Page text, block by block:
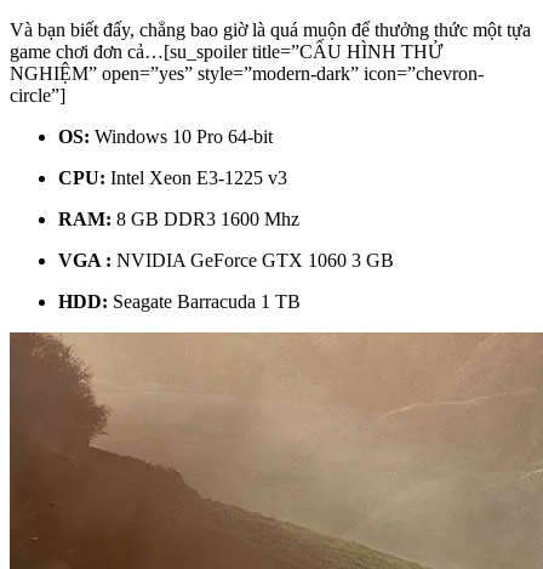
Và bạn biết đấy, chẳng bao giờ là quá muộn để thưởng thức một tựa
game chơi đơn cả…[su_spoiler title=”CẤU HÌNH THỬ
NGHIỆM” open=”yes” style=”modern-dark” icon=”chevron-
circle”]
OS: Windows 10 Pro 64-bit
CPU: Intel Xeon E3-1225 v3
RAM: 8 GB DDR3 1600 Mhz
VGA : NVIDIA GeForce GTX 1060 3 GB
HDD: Seagate Barracuda 1 TB